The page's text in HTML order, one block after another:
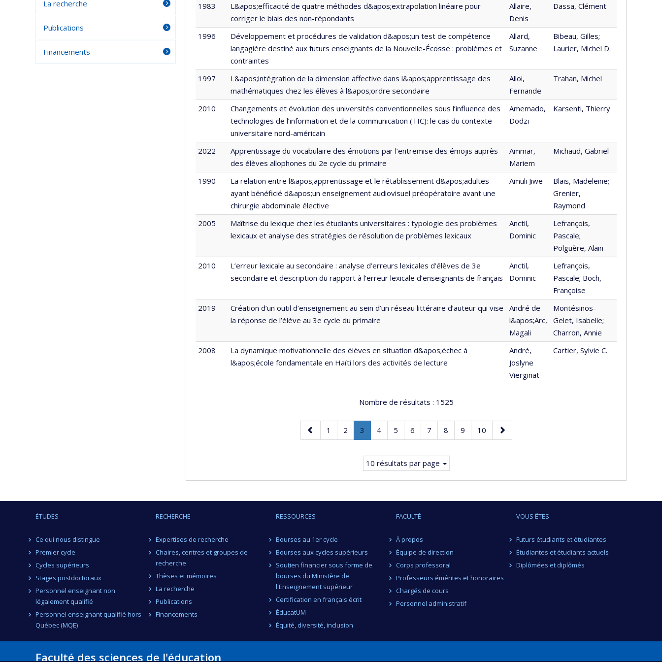
1983
L&apos;efficacité de quatre méthodes d&apos;extrapolation linéaire pour
corriger le biais des non-répondants
Allaire,
Denis
Dassa, Clément
1996
Développement et procédures de validation d&apos;un test de compétence
langagière destiné aux futurs enseignants de la Nouvelle-Écosse : problèmes et
contraintes
Allard,
Suzanne
Bibeau, Gilles;
Laurier, Michel D.
1997
L&apos;intégration de la dimension affective dans l&apos;apprentissage des
mathématiques chez les élèves à l&apos;ordre secondaire
Alloi,
Fernande
Trahan, Michel
2010
Changements et évolution des universités conventionnelles sous l’influence des
technologies de l’information et de la communication (TIC): le cas du contexte
universitaire nord-américain
Amemado,
Dodzi
Karsenti, Thierry
2022
Apprentissage du vocabulaire des émotions par l’entremise des émojis auprès
des élèves allophones du 2e cycle du primaire
Ammar,
Mariem
Michaud, Gabriel
1990
La relation entre l&apos;apprentissage et le rétablissement d&apos;adultes
ayant bénéficié d&apos;un enseignement audiovisuel préopératoire avant une
chirurgie abdominale élective
Amuli Jiwe
Blais, Madeleine;
Grenier,
Raymond
2005
Maîtrise du lexique chez les étudiants universitaires : typologie des problèmes
lexicaux et analyse des stratégies de résolution de problèmes lexicaux
Anctil,
Dominic
Lefrançois,
Pascale;
Polguère, Alain
2010
L’erreur lexicale au secondaire : analyse d’erreurs lexicales d’élèves de 3e
secondaire et description du rapport à l’erreur lexicale d’enseignants de français
Anctil,
Dominic
Lefrançois,
Pascale; Boch,
Françoise
2019
Création d’un outil d’enseignement au sein d’un réseau littéraire d’auteur qui vise
la réponse de l’élève au 3e cycle du primaire
André de
l&apos;Arc,
Magali
Montésinos-
Gelet, Isabelle;
Charron, Annie
2008
La dynamique motivationnelle des élèves en situation d&apos;échec à
l&apos;école fondamentale en Haïti lors des activités de lecture
André,
Joslyne
Vierginat
Cartier, Sylvie C.
Nombre de résultats : 1525
Page
précédente
Page
1 Page
2 Page
3
Page
courante.
Page
4 Page
5 Page
6 Page
7 Page
8 Page
9 Page
10
Page
suivante
10 résultats par page
La recherche
Publications
Financements
ÉTUDES
Ce qui nous distingue
Premier cycle
Cycles supérieurs
Stages postdoctoraux
Personnel enseignant non
légalement qualifié
Personnel enseignant qualifié hors
Québec (MQE)
RECHERCHE
Expertises de recherche
Chaires, centres et groupes de
recherche
Thèses et mémoires
La recherche
Publications
Financements
RESSOURCES
Bourses au 1er cycle
Bourses aux cycles supérieurs
Soutien financier sous forme de
bourses du Ministère de
l'Enseignement supérieur
Certification en français écrit
ÉducatUM
Équité, diversité, inclusion
FACULTÉ
À propos
Équipe de direction
Corps professoral
Professeurs émérites et honoraires
Chargés de cours
Personnel administratif
VOUS ÊTES
Futurs étudiants et étudiantes
Étudiantes et étudiants actuels
Diplômées et diplômés
Faculté des sciences de l'éducation